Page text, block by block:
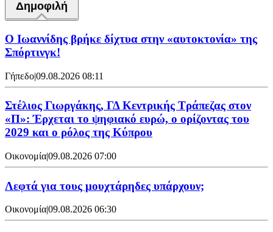
Δημοφιλή
Ο Ιωαννίδης βρήκε δίχτυα στην «αυτοκτονία» της
Σπόρτινγκ!
Γήπεδο|09.08.2026 08:11
Στέλιος Γιωργάκης, ΓΔ Κεντρικής Τράπεζας στον
«Π»: Έρχεται το ψηφιακό ευρώ, ο ορίζοντας του
2029 και ο ρόλος της Κύπρου
Οικονομία|09.08.2026 07:00
Λεφτά για τους μουχτάρηδες υπάρχουν;
Οικονομία|09.08.2026 06:30